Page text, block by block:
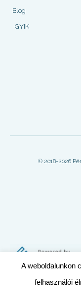
Blog
GYIK
© 2018-2026
A weboldalunkon
felhasználói